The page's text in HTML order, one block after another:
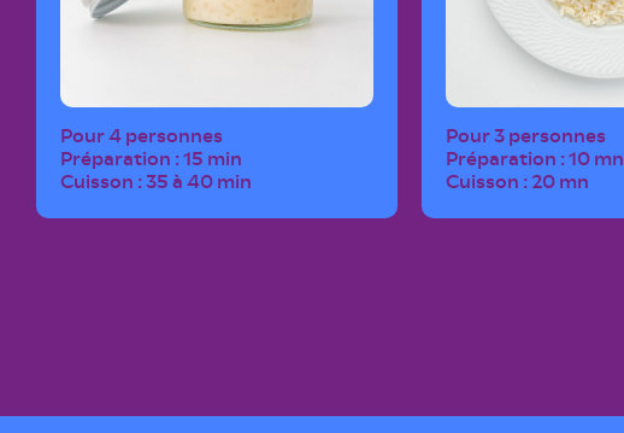
Pour 4 personnes
Préparation : 15 min
Cuisson : 35 à 40 min
Pour 3 personnes
Préparation : 10 mn
Cuisson : 20 mn